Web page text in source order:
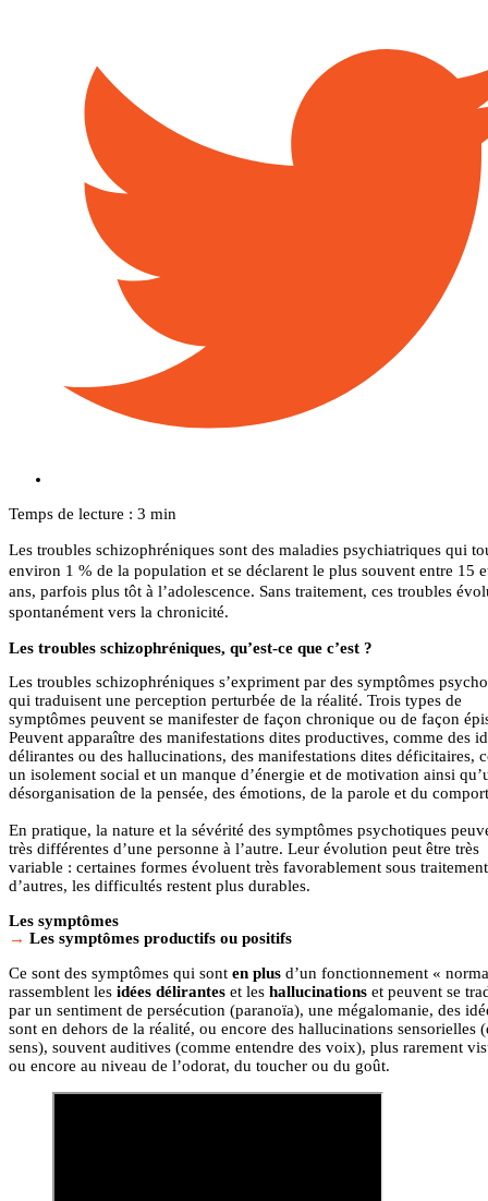
Temps de lecture : 3 min
Les troubles schizophréniques sont des maladies psychiatriques qui
environ 1 % de la population et se déclarent le plus souvent entre 15
ans, parfois plus tôt à l’adolescence. Sans traitement, ces troubles
spontanément vers la chronicité.
Les troubles schizophréniques, qu’est-ce que c’est ?
Les troubles schizophréniques s’expriment par des symptômes
qui traduisent une perception perturbée de la réalité. Trois types de
symptômes peuvent se manifester de façon chronique ou de façon
Peuvent apparaître des manifestations dites productives, comme des
délirantes ou des hallucinations, des manifestations dites déficitaires,
un isolement social et un manque d’énergie et de motivation ainsi
désorganisation de la pensée, des émotions, de la parole et du
En pratique, la nature et la sévérité des symptômes psychotiques
très différentes d’une personne à l’autre. Leur évolution peut être très
variable : certaines formes évoluent très favorablement sous
d’autres, les difficultés restent plus durables.
Les symptômes
Les symptômes productifs ou positifs
Ce sont des symptômes qui sont en plus d’un fonctionnement «
rassemblent les idées délirantes et les hallucinations et peuvent se
par un sentiment de persécution (paranoïa), une mégalomanie, des
sont en dehors de la réalité, ou encore des hallucinations sensorielles
sens), souvent auditives (comme entendre des voix), plus rarement
ou encore au niveau de l’odorat, du toucher ou du goût.